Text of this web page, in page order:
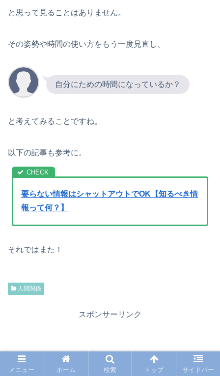
と思って見ることはありません。
その姿勢や時間の使い方をもう一度見直し、
自分にための時間になっているか？
と考えてみることですね。
以下の記事も参考に。
要らない情報はシャットアウトでOK【知るべき情
報って何？】
それではまた！
人間関係
スポンサーリンク
メニュー ホーム 検索 トップ サイドバー